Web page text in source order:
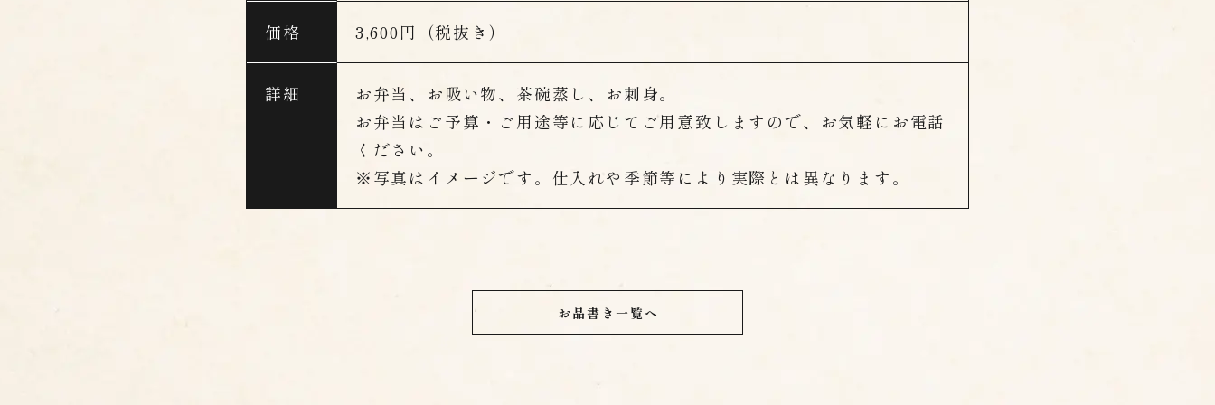
価格 3,600円（税抜き）
詳細
お弁当、お吸い物、茶碗蒸し、お刺身。
お弁当はご予算・ご用途等に応じてご用意致しますので、お気軽にお電話
ください。
※写真はイメージです。仕入れや季節等により実際とは異なります。
お品書き一覧へ